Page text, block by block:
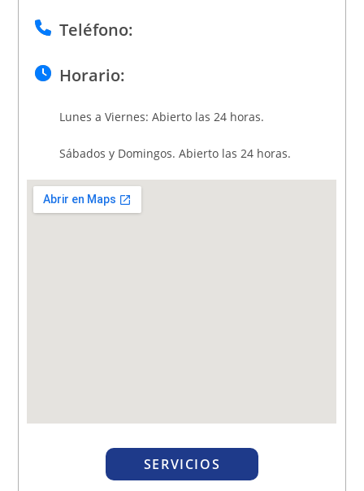
Teléfono:
Horario:
Lunes a Viernes: Abierto las 24 horas.
Sábados y Domingos. Abierto las 24 horas.
SERVICIOS